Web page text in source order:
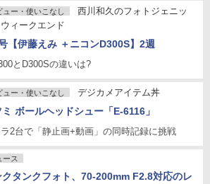
ュー・使いこなし
西川和久のフォトジェニッ
ィークエンド
【伊藤えみ ＋ニコンD300S】2週
とD300Sの違いは?
ュー・使いこなし デジカメアイテム丼
ミ ボールヘッドシュー「E-6116」
2台で「静止画+動画」の同時記録に挑戦
ース
クタンクフォト、70-200mm F2.8対応のレ